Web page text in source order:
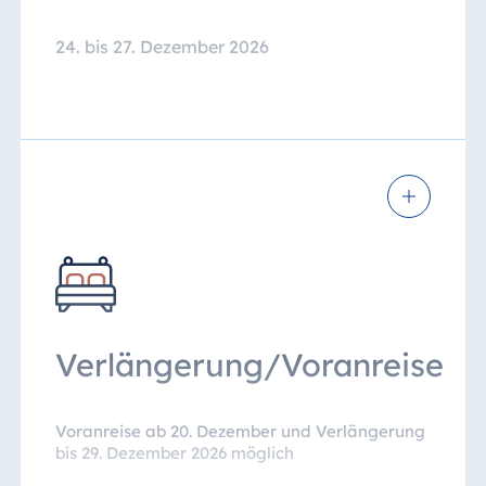
24. bis 27. Dezember 2026
Verlängerung/Voranreise
Voranreise ab 20. Dezember und Verlängerung
bis 29. Dezember 2026 möglich